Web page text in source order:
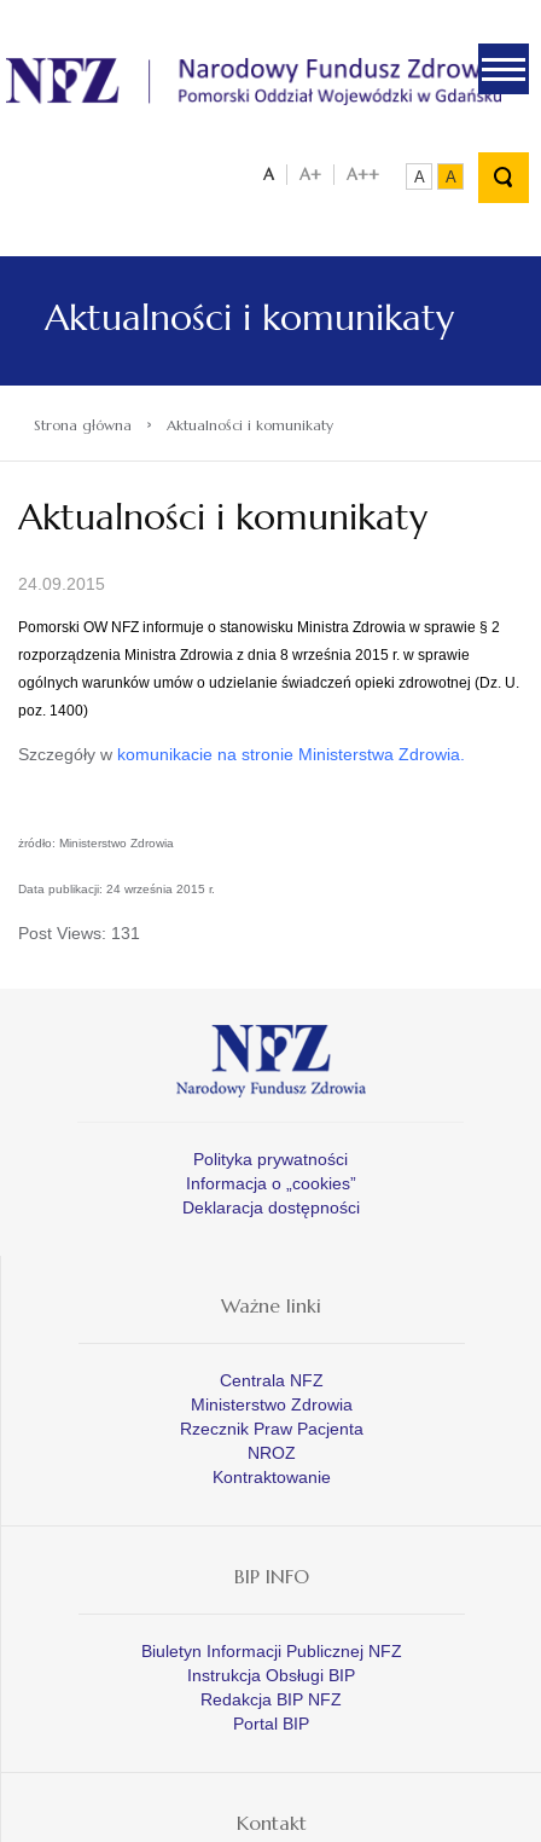
.
A A+ A++ A A
Aktualności i komunikaty
Strona główna › Aktualności i komunikaty
Aktualności i komunikaty
24.09.2015
Pomorski OW NFZ informuje o stanowisku Ministra Zdrowia w sprawie § 2
rozporządzenia Ministra Zdrowia z dnia 8 września 2015 r. w sprawie
ogólnych warunków umów o udzielanie świadczeń opieki zdrowotnej (Dz. U.
poz. 1400)
Szczegóły w komunikacie na stronie Ministerstwa Zdrowia.
żródło: Ministerstwo Zdrowia
Data publikacji: 24 września 2015 r.
Post Views: 131
Polityka prywatności
Informacja o „cookies”
Deklaracja dostępności
Ważne linki
Centrala NFZ
Ministerstwo Zdrowia
Rzecznik Praw Pacjenta
NROZ
Kontraktowanie
BIP INFO
Biuletyn Informacji Publicznej NFZ
Instrukcja Obsługi BIP
Redakcja BIP NFZ
Portal BIP
Kontakt